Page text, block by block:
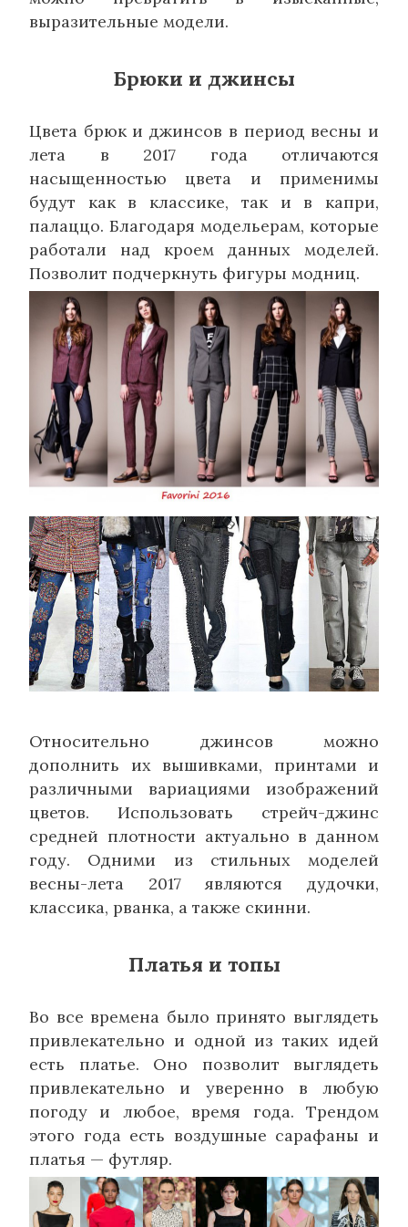
выразительные модели.
Брюки и джинсы
Цвета брюк и джинсов в период весны и
лета в 2017 года отличаются
насыщенностью цвета и применимы
будут как в классике, так и в капри,
палаццо. Благодаря модельерам, которые
работали над кроем данных моделей.
Позволит подчеркнуть фигуры модниц.
Относительно джинсов можно
дополнить их вышивками, принтами и
различными вариациями изображений
цветов. Использовать стрейч-джинс
средней плотности актуально в данном
году. Одними из стильных моделей
весны-лета 2017 являются дудочки,
классика, рванка, а также скинни.
Платья и топы
Во все времена было принято выглядеть
привлекательно и одной из таких идей
есть платье. Оно позволит выглядеть
привлекательно и уверенно в любую
погоду и любое, время года. Трендом
этого года есть воздушные сарафаны и
платья — футляр.